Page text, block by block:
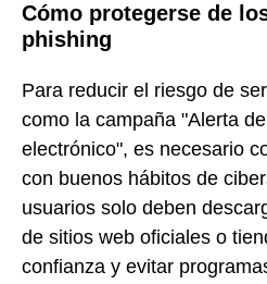
Cómo protegerse de
phishing
Para reducir el riesgo de
como la campaña "Alerta
electrónico", es necesario
con buenos hábitos de
usuarios solo deben
de sitios web oficiales o
confianza y evitar